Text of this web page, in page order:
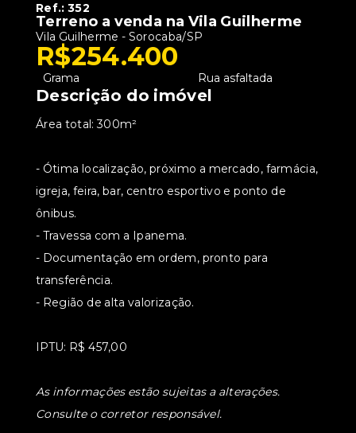
Ref.:352
Terreno a venda na Vila Guilherme
Vila Guilherme - Sorocaba/SP
R$254.400
Grama Rua asfaltada
Descrição do imóvel
Área total: 300m²
- Ótima localização, próximo a mercado, farmácia,
igreja, feira, bar, centro esportivo e ponto de
ônibus.
- Travessa com a Ipanema.
- Documentação em ordem, pronto para
transferência.
- Região de alta valorização.
IPTU: R$ 457,00
As informações estão sujeitas a alterações.
Consulte o corretor responsável.